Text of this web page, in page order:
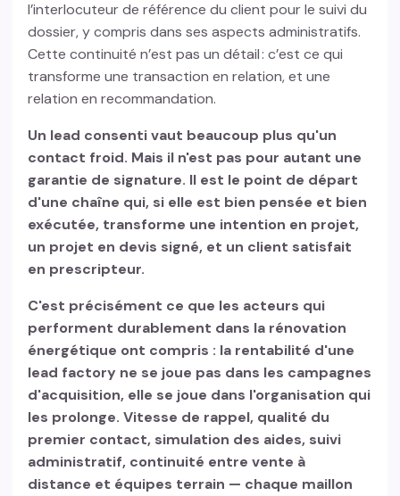
l’interlocuteur de référence du client pour le suivi du
dossier, y compris dans ses aspects administratifs.
Cette continuité n’est pas un détail : c’est ce qui
transforme une transaction en relation, et une
relation en recommandation.
Un lead consenti vaut beaucoup plus qu'un
contact froid. Mais il n'est pas pour autant une
garantie de signature. Il est le point de départ
d'une chaîne qui, si elle est bien pensée et bien
exécutée, transforme une intention en projet,
un projet en devis signé, et un client satisfait
en prescripteur.
C'est précisément ce que les acteurs qui
performent durablement dans la rénovation
énergétique ont compris : la rentabilité d'une
lead factory ne se joue pas dans les campagnes
d'acquisition, elle se joue dans l'organisation qui
les prolonge. Vitesse de rappel, qualité du
premier contact, simulation des aides, suivi
administratif, continuité entre vente à
distance et équipes terrain — chaque maillon